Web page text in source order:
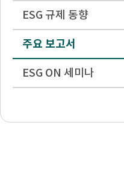
ESG 규제 동향
주요 보고서
ESG ON 세미나